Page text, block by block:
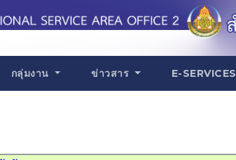
กลุ่มงาน ข่าวสาร E-SERVICES